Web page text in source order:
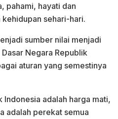
pahami, hayati dan
sehari-hari.
sumber nilai menjadi
Negara Republik
aturan yang semestinya
Indonesia adalah harga mati,
adalah perekat semua